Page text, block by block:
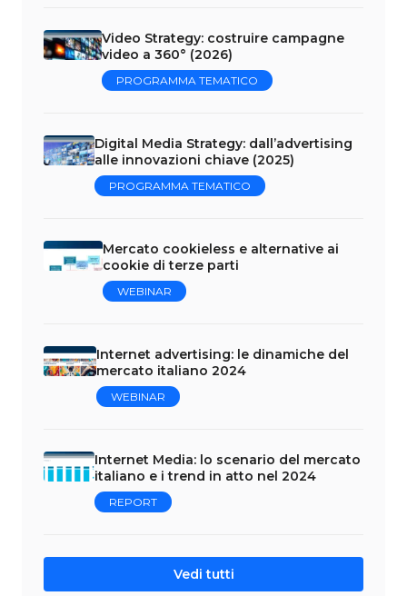
Video Strategy: costruire campagne
video a 360° (2026)
PROGRAMMA TEMATICO
Digital Media Strategy: dall’advertising
alle innovazioni chiave (2025)
PROGRAMMA TEMATICO
Mercato cookieless e alternative ai
cookie di terze parti
WEBINAR
Internet advertising: le dinamiche del
mercato italiano 2024
WEBINAR
Internet Media: lo scenario del mercato
italiano e i trend in atto nel 2024
REPORT
Vedi tutti